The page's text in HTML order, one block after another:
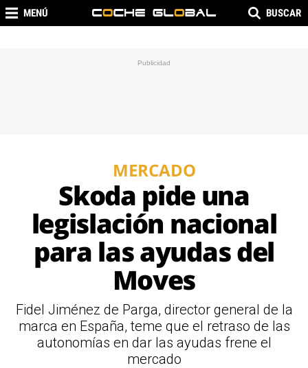
MENÚ BUSCAR
MERCADO
Skoda pide una
legislación nacional
para las ayudas del
Moves
Fidel Jiménez de Parga, director general de la
marca en España, teme que el retraso de las
autonomías en dar las ayudas frene el
mercado